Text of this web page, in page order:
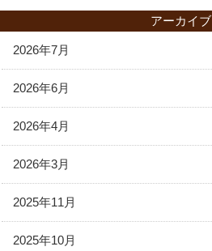
アーカイブ
2026年7月
2026年6月
2026年4月
2026年3月
2025年11月
2025年10月